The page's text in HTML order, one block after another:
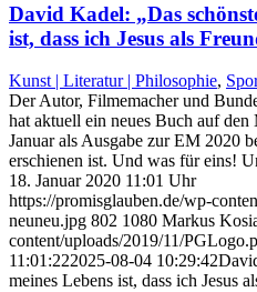
David Kadel: „Das
ist, dass ich Jesus als
Kunst | Literatur | Philosophie,
Der Autor, Filmemacher und
hat aktuell ein neues Buch auf den
Januar als Ausgabe zur EM 2020
erschienen ist. Und was für eins!
18. Januar 2020 11:01 Uhr
https://promisglauben.de/wp-
neuneu.jpg 802 1080 Markus
content/uploads/2019/11/
11:01:222025-08-04 10:29:42
meines Lebens ist, dass ich Jesus